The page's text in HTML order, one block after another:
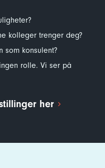
kolleger trenger deg?
som konsulent?
rolle. Vi ser på
her